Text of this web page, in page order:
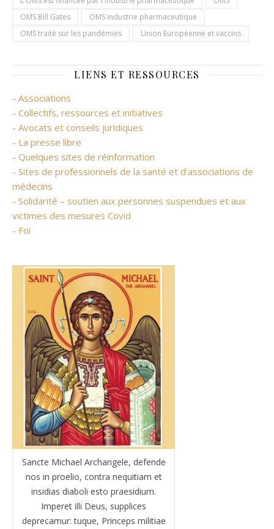
OMS Bill Gates
OMS industrie pharmaceutique
OMS traité sur les pandémies
Union Européenne et vaccins
LIENS ET RESSOURCES
- Associations
- Collectifs, ressources et initiatives
- Avocats et conseils juridiques
- La presse libre
- Quelques sites de réinformation
- Sites de professionnels de la santé et d’associations de
médecins
- Solidarité – soutien aux personnes suspendues et aux
victimes des mesures Covid
- Foi
Sancte Michael Archangele, defende
nos in proelio, contra nequitiam et
insidias diaboli esto praesidium.
Imperet illi Deus, supplices
deprecamur: tuque, Princeps militiae